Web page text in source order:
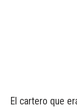
El cartero que